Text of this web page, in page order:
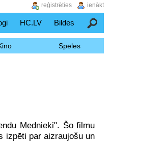
HC.LV Bildes Meklēšana
Spēles
Mednieki". Šo filmu
izpēti par aizraujošu un
ienākt
reģistrēties